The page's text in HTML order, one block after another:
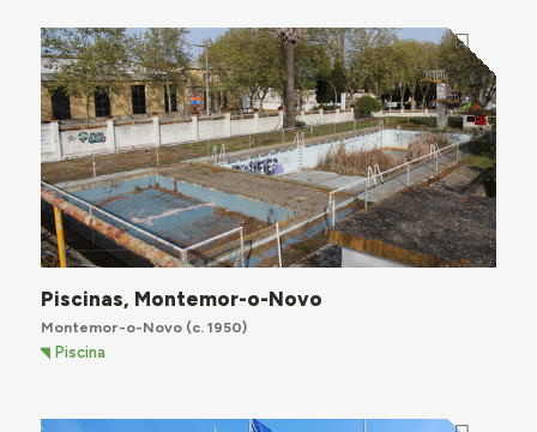
Piscinas, Montemor-o-Novo
Montemor-o-Novo(c. 1950)
Piscina